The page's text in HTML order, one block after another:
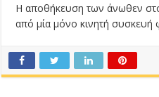
Η αποθήκευση των άνωθεν
από μία μόνο κινητή